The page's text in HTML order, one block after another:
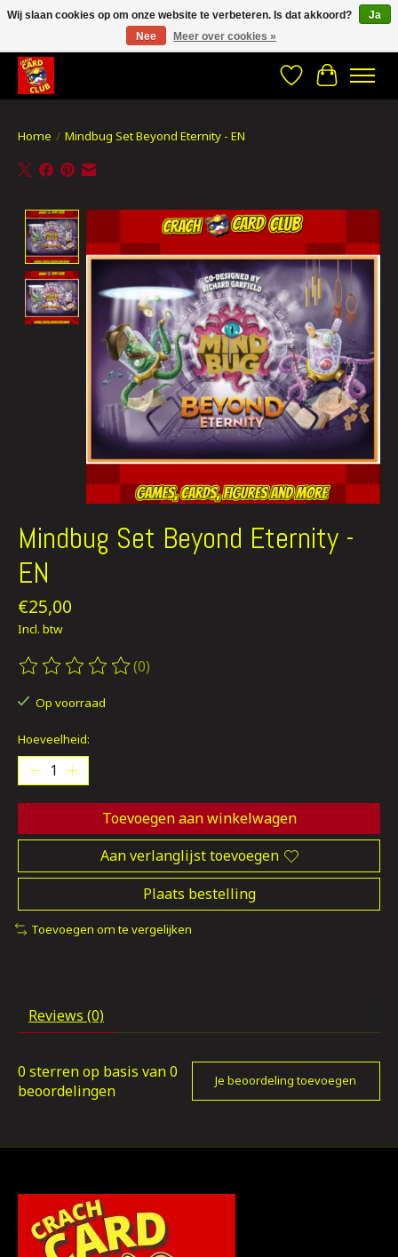
CRACH CARD CLUB , The best place to Geek out!
Verlanglijst
Home / Mindbug Set Beyond Eternity - EN
Product image slideshow Items
Mindbug Set Beyond Eternity -
EN
€25,00
Incl. btw
De beoordeling van dit product is
(0)
Op voorraad
Hoeveelheid:
Toevoegen aan winkelwagen
Aan verlanglijst toevoegen
Plaats bestelling
Toevoegen om te vergelijken
Reviews (0)
0 sterren op basis van0
beoordelingen
Je beoordeling toevoegen
Wij slaan cookies op om onze website te verbeteren. Is dat akkoord?
Ja
Nee
Meer over cookies »